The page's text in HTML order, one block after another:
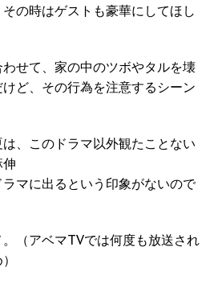
の時はゲストも豪華にしてほし
わせて、家の中のツボやタルを壊
ど、その行為を注意するシーン
、このドラマ以外観たことない
マに出るという印象がないので
（アベマTVでは何度も放送され